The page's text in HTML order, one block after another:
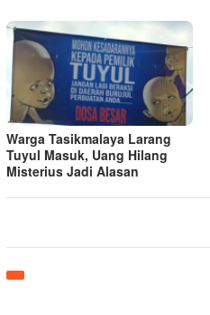
Warga Tasikmalaya Larang
Tuyul Masuk, Uang Hilang
Misterius Jadi Alasan